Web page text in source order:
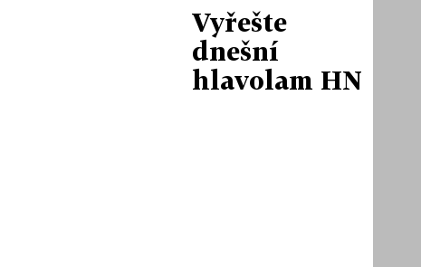
Vyřešte
dnešní
hlavolam HN